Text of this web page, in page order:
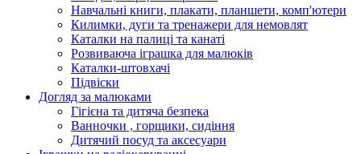
Навчальні книги, плакати, планшети, комп'ютери
Килимки, дуги та тренажери для немовлят
Каталки на палиці та канаті
Розвиваюча іграшка для малюків
Каталки-штовхачі
Підвіски
Догляд за малюками
Гігієна та дитяча безпека
Ванночки , горщики, сидіння
Дитячий посуд та аксесуари